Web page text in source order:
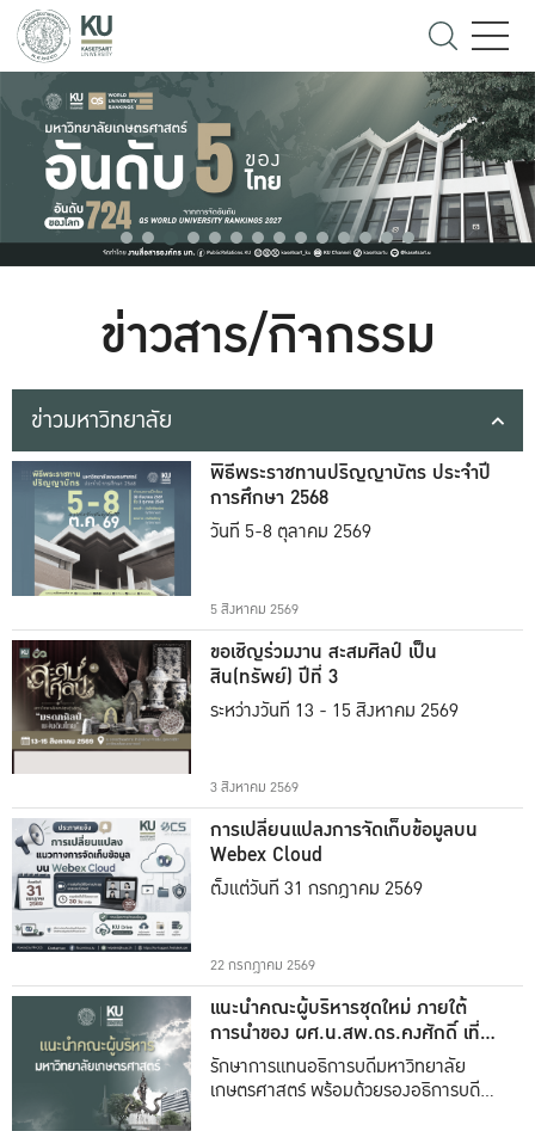
ข่าวสาร/กิจกรรม
ข่าวมหาวิทยาลัย
พิธีพระราชทานปริญญาบัตร ประจำปี
การศึกษา 2568
วันที่ 5-8 ตุลาคม 2569
5 สิงหาคม 2569
ขอเชิญร่วมงาน สะสมศิลป์ เป็น
สิน(ทรัพย์) ปีที่ 3
ระหว่างวันที่ 13 - 15 สิงหาคม 2569
3 สิงหาคม 2569
การเปลี่ยนแปลงการจัดเก็บข้อมูลบน
Webex Cloud
ตั้งแต่วันที่ 31 กรกฎาคม 2569
22 กรกฎาคม 2569
แนะนำคณะผู้บริหารชุดใหม่ ภายใต้
การนำของ ผศ.น.สพ.ดร.คงศักดิ์ เที่ยง
ธรรม
รักษาการแทนอธิการบดีมหาวิทยาลัย
เกษตรศาสตร์ พร้อมด้วยรองอธิการบดีทั้ง